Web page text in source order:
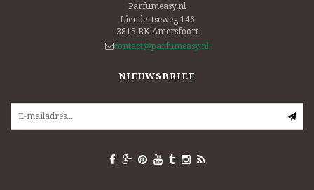
Parfumeasy.nl
Liendertseweg 146
3815 BK Amersfoort
contact@parfumeasy.nl
NIEUWSBRIEF